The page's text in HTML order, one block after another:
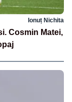
Ionuț Nichita
Cosmin Matei,